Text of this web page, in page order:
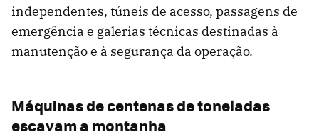
independentes, túneis de acesso, passagens de
emergência e galerias técnicas destinadas à
manutenção e à segurança da operação.
Máquinas de centenas de toneladas
escavam a montanha